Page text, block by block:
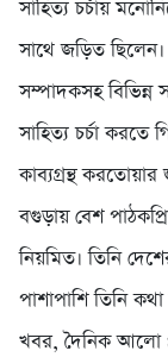
সাহিত্য চর্চায়
সাথে জড়িত
সম্পাদকসহ বিভিন্ন
সাহিত্য চর্চা করতে
কাব্যগ্রন্থ
বগুড়ায় বেশ
নিয়মিত। তিনি
পাশাপাশি তিনি
খবর, দৈনিক আলো